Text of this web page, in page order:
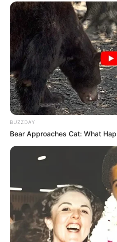
BUZZDAY
Bear Approaches Cat: What